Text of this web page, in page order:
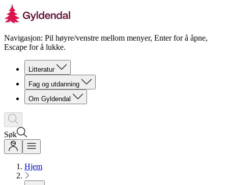
Navigasjon: Pil høyre/venstre mellom menyer, Enter for å åpne,
Escape for å lukke.
Litteratur
Fag og utdanning
Om Gyldendal
Søk
Hjem